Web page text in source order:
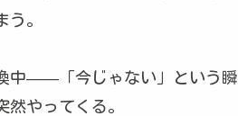
。
中——「今じゃない」という瞬
やってくる。